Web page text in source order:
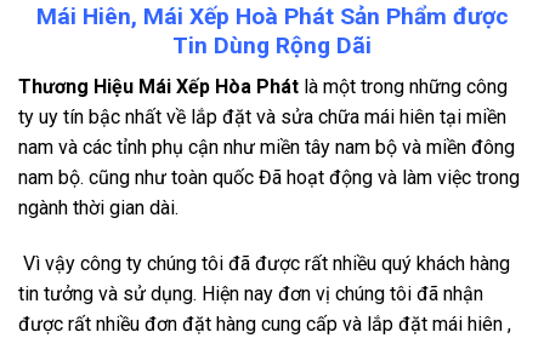
Mái Hiên, Mái Xếp Hoà Phát Sản Phẩm được
Tin Dùng Rộng Dãi
Thương Hiệu Mái Xếp Hòa Phát là một trong những công
ty uy tín bậc nhất về lắp đặt và sửa chữa mái hiên tại miền
nam và các tỉnh phụ cận như miền tây nam bộ và miền đông
nam bộ. cũng như toàn quốc Đã hoạt động và làm việc trong
ngành thời gian dài.
Vì vậy công ty chúng tôi đã được rất nhiều quý khách hàng
tin tưởng và sử dụng. Hiện nay đơn vị chúng tôi đã nhận
được rất nhiều đơn đặt hàng cung cấp và lắp đặt mái hiên ,